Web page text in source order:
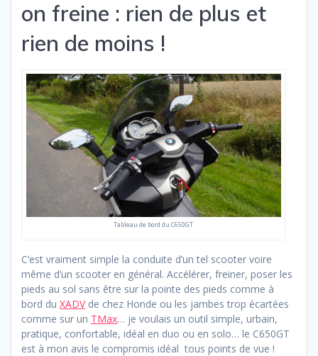
on freine : rien de plus et
rien de moins !
Tableau de bord du C650GT
C’est vraiment simple la conduite d’un tel scooter voire
même d’un scooter en général. Accélérer, freiner, poser les
pieds au sol sans être sur la pointe des pieds comme à
bord du XADVde chez Honde ou les jambes trop écartées
comme sur un TMax… je voulais un outil simple, urbain,
pratique, confortable, idéal en duo ou en solo… le C650GT
est à mon avis le compromis idéal tous points de vue !